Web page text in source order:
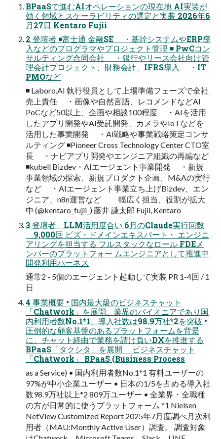
BPaaSで進むAIオペレーションの現在地 AI実装が
効く領域とスケーラビリティの選定と実装 2026年6
月27日 Kentaro Fujii
2 登壇者 ◾富士通 金融SE ・基幹システムやERP導
入などのプログラマやプロジェクト管理 ◾ PwCコン
サルティング合同会社 ・銀行やリース会社向け管
理会計プロジェクト、財務会計、IFRS導入 ・IT
PMOなど
◾ Laboro.AI 執行役員として上場準備フェーズで全社
売上責任 ・画像や自然言語、レコメンドなどAI
PoCなど50以上、企画や相談100程度 ・AIを活用
したアプリ開発やAI受託開発、カメラやIoTなどを
活用した事業開発 ・AI戦略や事業戦略策定コンサ
ルティング ◾Pioneer Cross Technology Center CTO室
長 ・ナビアプリ開発やエンジニア組織の再編など
◾kubell Bizdev・AIエージェント事業開発 ・新規
事業領域の探索、新規プロダクト企画、M&Aの実行
など ・AIエージェント事業立ち上げBizdev、エン
ジニア、n8n運営など 幅広く担当、役割が拡大
中 (@kentaro_fujii_) 藤井 謙太郎 Fujii, Kentaro
3 登壇者 LLM活用度合い 6月のClaude実行回数
9,000回 ビズ・ドメインエキスパート・ エンジニ
アリングを担当する フルスタックなロール FDEメ
ンバーのプラットフォー ムエンジニアとして推進中
開発利用ハーネス
通常2 - 5個のエージェント起動して実装 PR 1-4回 / 1
日
4 事業概要 • 国内最大級のビジネスチャット
「Chatwork」を展開。業界のパイオニアであり国
内利用者数No.1*1、導入社数は98.9万社*2を突破 •
圧倒的な顧客基盤のあるプラットフォームを背景
に、チャット経由で業務を請け負いDXを推進する
BPaaS「タクシタ」を展開 ビジネスチャット
「Chatwork」 BPaaS (Business Process
as a Service) • 国内利用者数No.1*1 有料ユーザーの
97%が中小企業ユーザー • 日本の1/5を占める導入社
数98.9万社以上*2 809万ユーザー • 全業界・全職種
の方が日常的に使うプラットフォーム *1 Nielsen
NetView Customized Report 2025年7月度調べ月次利
用者（MAU:Monthly Active User）調査。 調査対象